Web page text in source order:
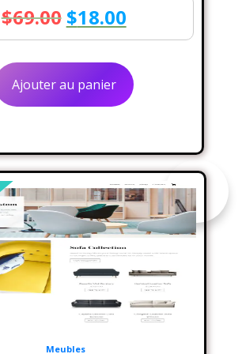
$69.00 Le
prix
initial
était :
$18.00Le
prix
actuel
est :
Ajouter au panier
Meubles